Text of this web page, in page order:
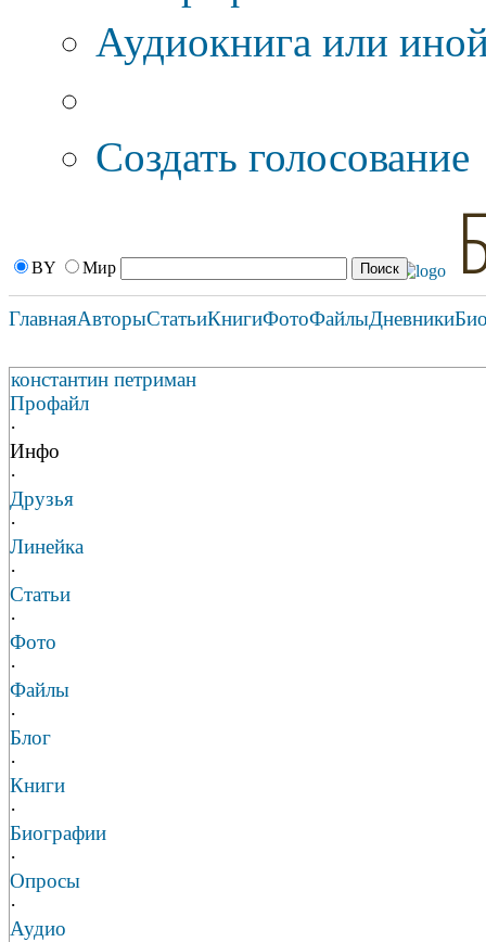
Аудиокнига или
Создать голосование
BY Мир
ГлавнаяАвторыСтатьиКнигиФотоФайлыДневники
константин петриман
Профайл
·
Инфо
·
Друзья
·
Линейка
·
Статьи
·
Фото
·
Файлы
·
Блог
·
Книги
·
Биографии
·
Опросы
·
Аудио